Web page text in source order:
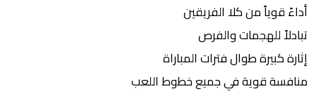
أداءً قوياً من كلا الفريقين
تبادلاً للهجمات والفرص
إثارة كبيرة طوال فترات المباراة
منافسة قوية في جميع خطوط اللعب